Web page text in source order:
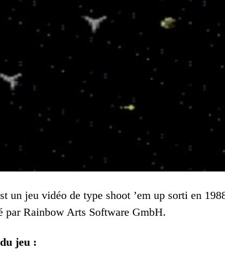
un jeu vidéo de type shoot ’em up sorti en
par Rainbow Arts Software GmbH.
jeu :